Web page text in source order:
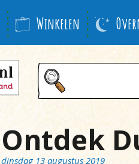
Winkelen
Ontdek
dinsdag 13 augustus 2019